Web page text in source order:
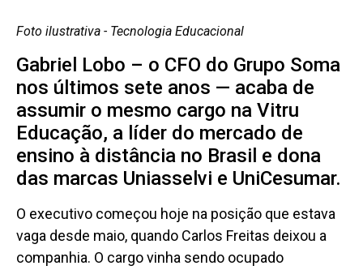
Foto ilustrativa - Tecnologia Educacional
Gabriel Lobo – o CFO do Grupo Soma
nos últimos sete anos — acaba de
assumir o mesmo cargo na Vitru
Educação, a líder do mercado de
ensino à distância no Brasil e dona
das marcas Uniasselvi e UniCesumar.
O executivo começou hoje na posição que estava
vaga desde maio, quando Carlos Freitas deixou a
companhia. O cargo vinha sendo ocupado